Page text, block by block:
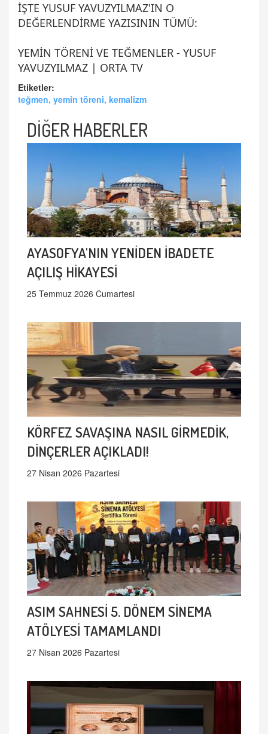
İŞTE YUSUF YAVUZYILMAZ'IN O
DEĞERLENDİRME YAZISININ TÜMÜ:
YEMİN TÖRENİ VE TEĞMENLER - YUSUF
YAVUZYILMAZ | ORTA TV
Etiketler:
teğmen, yemin töreni, kemalizm
DİĞER HABERLER
AYASOFYA'NIN YENİDEN İBADETE
AÇILIŞ HİKAYESİ
25 Temmuz 2026 Cumartesi
KÖRFEZ SAVAŞINA NASIL GİRMEDİK,
DİNÇERLER AÇIKLADI!
27 Nisan 2026 Pazartesi
ASIM SAHNESİ 5. DÖNEM SİNEMA
ATÖLYESİ TAMAMLANDI
27 Nisan 2026 Pazartesi